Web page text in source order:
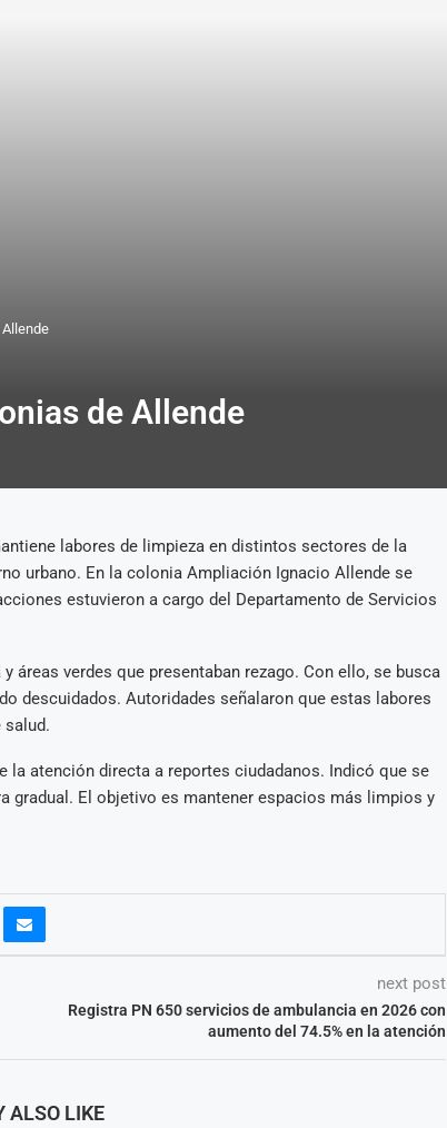
de Allende
labores de limpieza en distintos sectores de la
urbano. En la colonia Ampliación Ignacio Allende se
estuvieron a cargo del Departamento de Servicios
áreas verdes que presentaban rezago. Con ello, se busca
descuidados. Autoridades señalaron que estas labores
salud.
atención directa a reportes ciudadanos. Indicó que se
gradual. El objetivo es mantener espacios más limpios y
next post
Registra PN 650 servicios de ambulancia en 2026 con
aumento del 74.5% en la atención
ALSO LIKE